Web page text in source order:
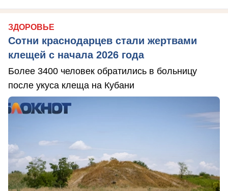
ЗДОРОВЬЕ
Сотни краснодарцев стали жертвами
клещей с начала 2026 года
Более 3400 человек обратились в больницу
после укуса клеща на Кубани